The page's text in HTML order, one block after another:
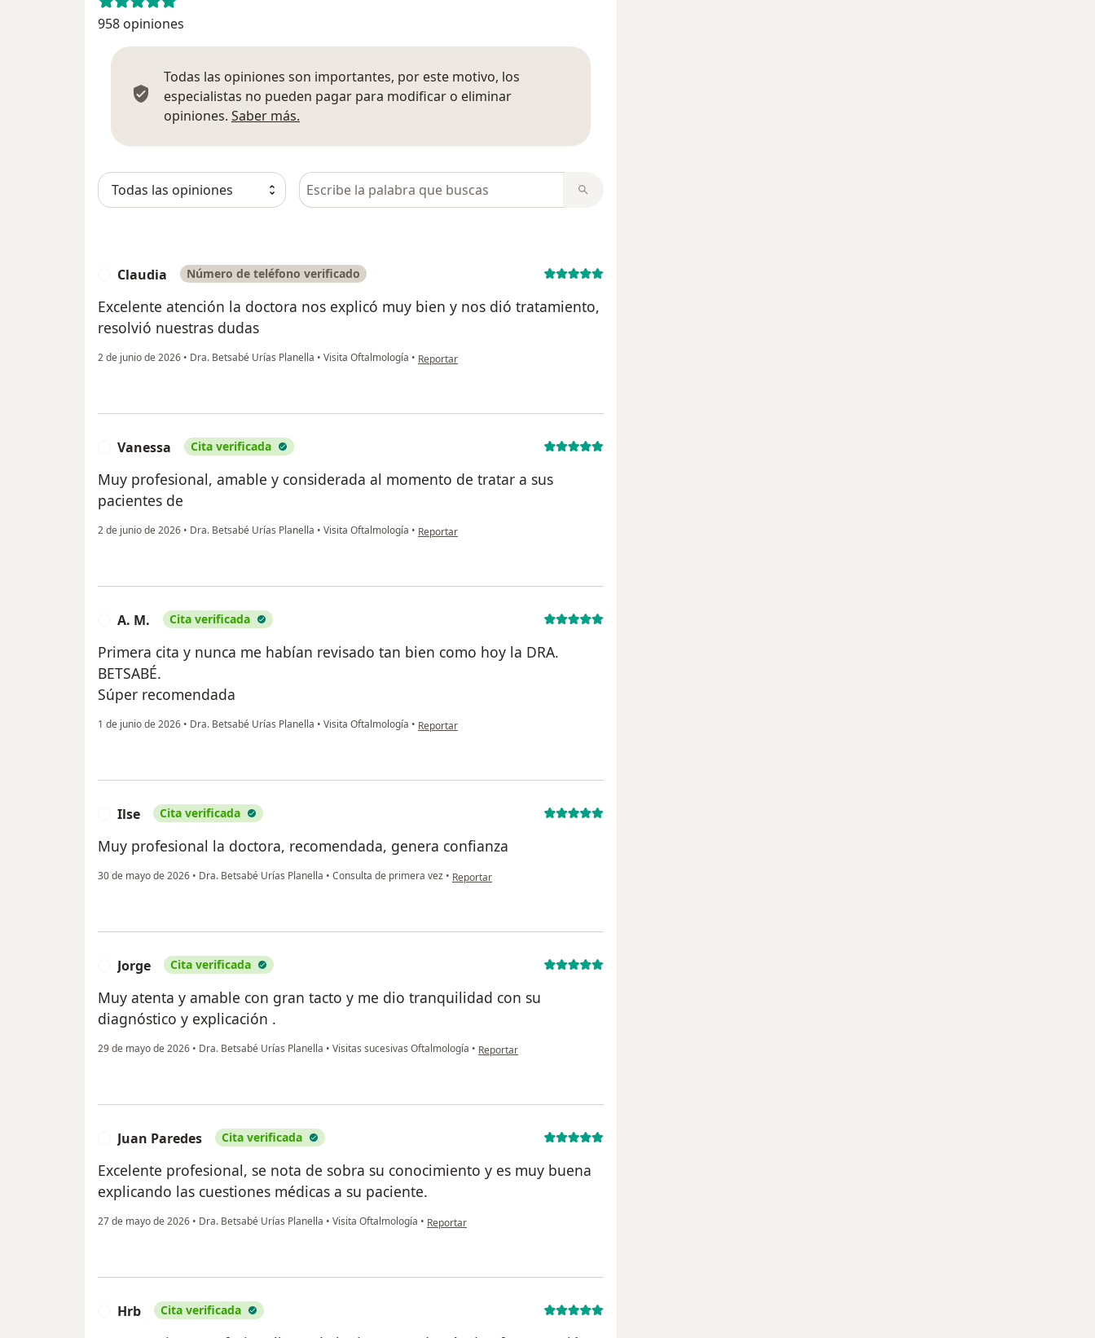
958 opiniones
Todas las opiniones son importantes, por este motivo, los
especialistas no pueden pagar para modificar o eliminar
opiniones. Saber más.
Busca en opiniones
Claudia Número de teléfono verificado
Excelente atención la doctora nos explicó muy bien y nos dió tratamiento,
resolvió nuestras dudas
2 de junio de 2026 • Dra. Betsabé Urías Planella • Visita Oftalmología • en opinión del usuario Claudia
Reportar
Vanessa Cita verificada
Muy profesional, amable y considerada al momento de tratar a sus
pacientes de
2 de junio de 2026 • Dra. Betsabé Urías Planella • Visita Oftalmología • en opinión del usuario Vanessa
Reportar
A. M. Cita verificada
Primera cita y nunca me habían revisado tan bien como hoy la DRA.
BETSABÉ.
Súper recomendada
1 de junio de 2026 • Dra. Betsabé Urías Planella • Visita Oftalmología • en opinión del usuario A. M.
Reportar
Ilse Cita verificada
Muy profesional la doctora, recomendada, genera confianza
30 de mayo de 2026 • Dra. Betsabé Urías Planella • Consulta de primera vez • en opinión del usuario Ilse
Reportar
Jorge Cita verificada
Muy atenta y amable con gran tacto y me dio tranquilidad con su
diagnóstico y explicación .
29 de mayo de 2026 • Dra. Betsabé Urías Planella • Visitas sucesivas Oftalmología • en opinión del usuario Jorge
Reportar
Juan Paredes Cita verificada
Excelente profesional, se nota de sobra su conocimiento y es muy buena
explicando las cuestiones médicas a su paciente.
27 de mayo de 2026 • Dra. Betsabé Urías Planella • Visita Oftalmología • en opinión del usuario Juan Paredes
Reportar
Hrb Cita verificada